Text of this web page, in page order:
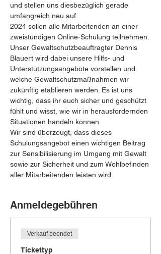
und stellen uns diesbezüglich gerade
umfangreich neu auf.
2024 sollen alle Mitarbeitenden an einer
zweistündigen Online-Schulung teilnehmen.
Unser Gewaltschutzbeauftragter Dennis
Blauert wird dabei unsere Hilfs- und
Unterstützungsangebote vorstellen und
welche Gewaltschutzmaßnahmen wir
zukünftig etablieren werden. Es ist uns
wichtig, dass ihr euch sicher und geschützt
fühlt und wisst, wie wir in herausfordernden
Situationen handeln können.
Wir sind überzeugt, dass dieses
Schulungsangebot einen wichtigen Beitrag
zur Sensibilisierung im Umgang mit Gewalt
sowie zur Sicherheit und zum Wohlbefinden
aller Mitarbeitenden leisten wird.
Anmeldegebühren
Verkauf beendet
Tickettyp